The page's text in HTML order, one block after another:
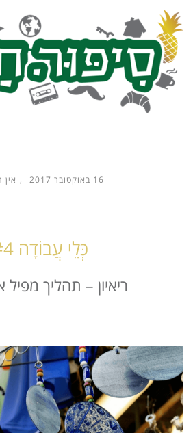
16 באוקטובר 2017 אין
כְּלֵי עֲבוֹדָה #4
ריאיון – תהליך מפיל